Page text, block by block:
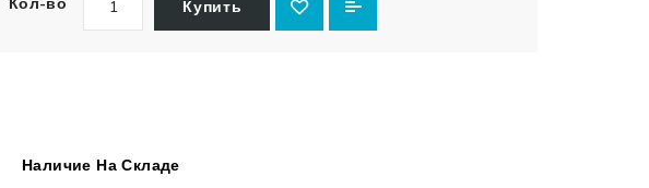
Купить
Наличие На Складе